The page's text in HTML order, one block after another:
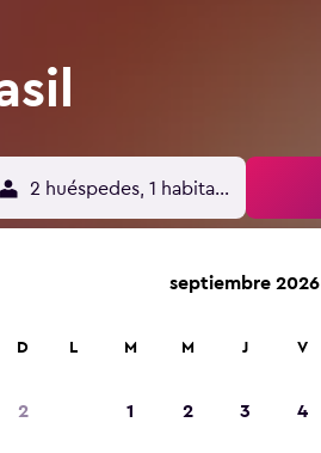
2 huéspedes, 1 habitación
D
2
septiembre 2026
L M M J V
1 2 3 4